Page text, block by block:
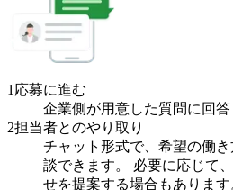
1 応募に進む
企業側が用意した質問に回答
2担当者とのやり取り
チャット形式で、希望の働
談できます。 必要に応じて
せを提案する場合もあります